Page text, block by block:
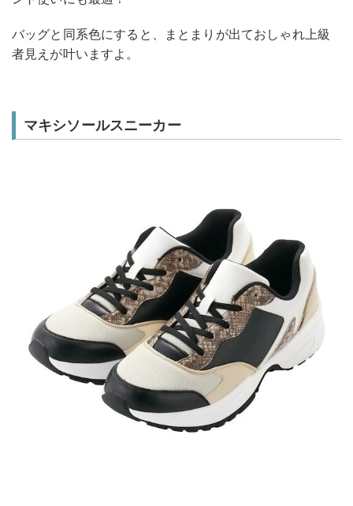
バッグと同系色にすると、まとまりが出ておしゃれ上級
者見えが叶いますよ。
マキシソールスニーカー